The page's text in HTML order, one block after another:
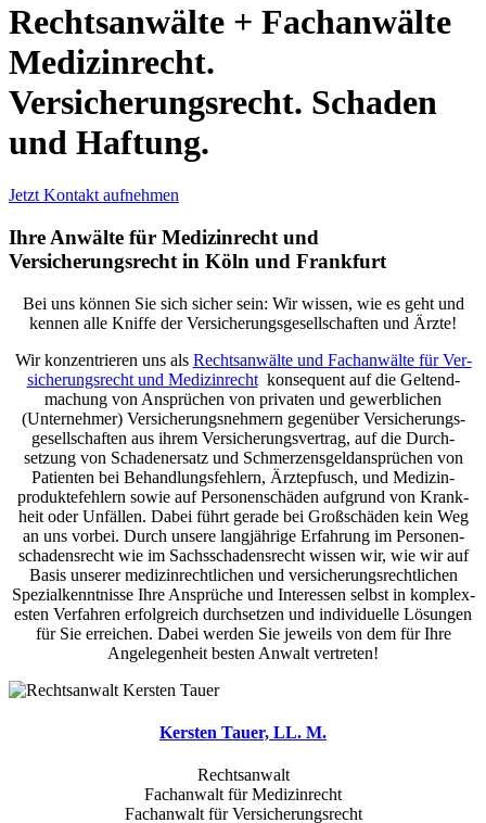
Rechtsanwälte + Fachanwälte
Medizinrecht.
Versicherungsrecht. Schaden
und Haftung.
Jetzt Kontakt aufnehmen
Ihre Anwälte für Medizinrecht und
Versicherungsrecht in Köln und Frankfurt
Bei uns können Sie sich sicher sein: Wir wissen, wie es geht und
kennen alle Kniffe der Versicherungsgesellschaften und Ärzte!
Wir konzentrieren uns als Rechts­anwälte und Fach­an­wälte für Ver­
sicher­ungs­recht und Medi­zin­rechtkon­sequent auf die Geltend­
machung von An­sprüch­en von pri­vat­en und gewerb­lichen
(Unternehmer) Ver­sicherungs­nehmern ge­gen­über Ver­sicherungs­
gesell­schaft­en aus ihrem Ver­sicherungs­vertrag, auf die Durch­
setzung von Schaden­ersatz und Schmerzens­geld­ansprüchen von
Patienten bei Behandlungs­fehlern, Ärzte­pfusch, und Medizin­
produkte­fehlern sowie auf Personen­schäden aufgrund von Krank­
heit oder Unfällen. Dabei führt gerade bei Großschäden kein Weg
an uns vorbei. Durch unsere lang­jährige Erfahr­ung im Personen­
schadens­recht wie im Sachsschadensrecht wissen wir, wie wir auf
Basis unserer medizin­rechtlich­en und ver­sicherungs­rechtlichen
Spezial­kenntnisse Ihre An­sprüche und Interessen selbst in komplex­
esten Ver­fahren erfolgreich durch­setzen und individuelle Lösungen
für Sie erreichen. Dabei werden Sie jeweils von dem für Ihre
Angelegenheit besten Anwalt vertreten!
Kersten Tauer, LL. M.
Rechtsanwalt
Fachanwalt für Medizinrecht
Fachanwalt für Versicherungsrecht